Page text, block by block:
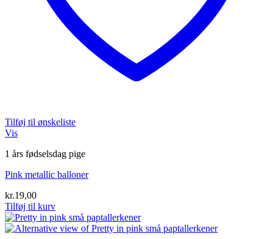
Tilføj til ønskeliste
Vis
1 års fødselsdag pige
Pink metallic balloner
kr.19,00
Tilføj til kurv